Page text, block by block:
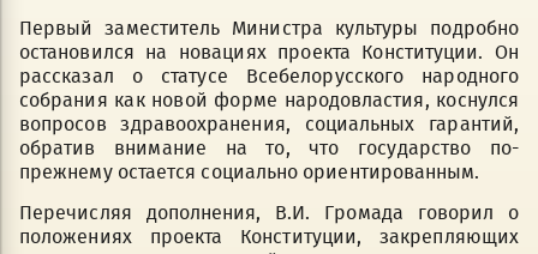
Первый заместитель Министра культуры подробно
остановился на новациях проекта Конституции. Он
рассказал о статусе Всебелорусского народного
собрания как новой форме народовластия, коснулся
вопросов здравоохранения, социальных гарантий,
обратив внимание на то, что государство по-
прежнему остается социально ориентированным.
Перечисляя дополнения, В.И. Громада говорил о
положениях проекта Конституции, закрепляющих